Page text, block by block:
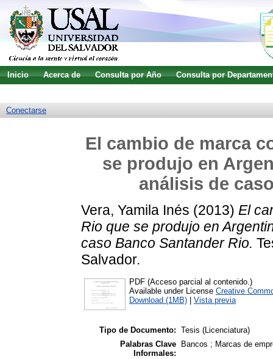
Inicio Acerca de Consulta por Año
Consulta por
Conectarse
El cambio de marca
se produjo en
análisis de
Vera, Yamila Inés (2013) El
Rio que se produjo en
caso Banco Santander Rio.
Salvador.
PDF (Acceso parcial al contenido.)
Available under License Creative
Download (1MB)
Vista previa
Tipo de Documento: Tesis (Licenciatura)
Palabras Clave
Informales:
Bancos ; Marcas de